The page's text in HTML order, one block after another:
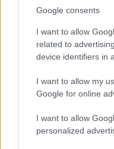
Google consents
I want to allow
related to
device identifiers in
I want to allow my
Google for online
I want to allow
personalized
difícil, es posible. Las
con tu vida, pensar
y convertirte en una
una buena
trucos y ejercicios
descubrir un camino
personal.